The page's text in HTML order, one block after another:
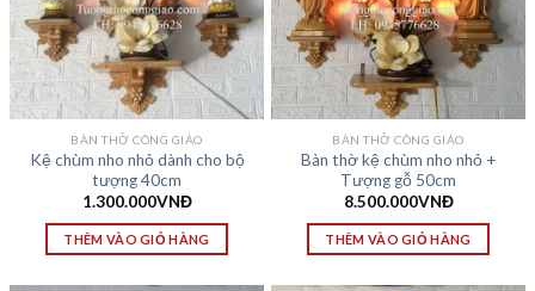
BÀN THỜ CÔNG GIÁO
Kệ chùm nho nhỏ dành cho bộ
tượng 40cm
1.300.000VNĐ
THÊM VÀO GIỎ HÀNG
BÀN THỜ CÔNG GIÁO
Bàn thờ kệ chùm nho nhỏ +
Tượng gỗ 50cm
8.500.000VNĐ
THÊM VÀO GIỎ HÀNG